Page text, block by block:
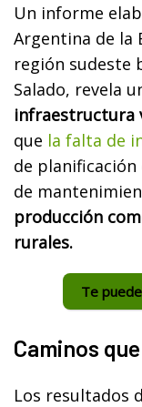
Un informe
Argentina de la
región sudeste
Salado, revela
infraestructura
que la falta de
de planificación
de
producción
rurales.
Te
Caminos
Los resultados